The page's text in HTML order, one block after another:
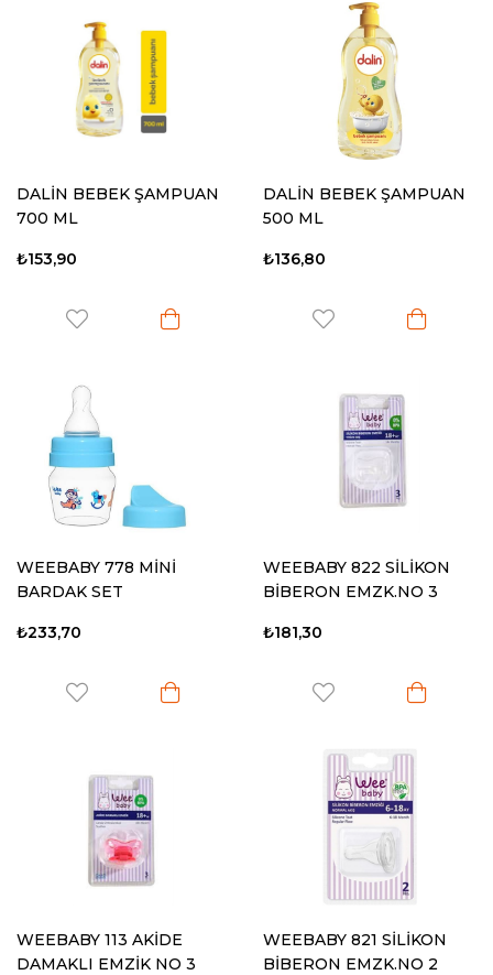
DALİN BEBEK ŞAMPUAN
700 ML
₺153,90
DALİN BEBEK ŞAMPUAN
500 ML
₺136,80
WEEBABY 778 MİNİ
BARDAK SET
₺233,70
WEEBABY 822 SİLİKON
BİBERON EMZK.NO 3
₺181,30
WEEBABY 113 AKİDE
DAMAKLI EMZİK NO 3
WEEBABY 821 SİLİKON
BİBERON EMZK.NO 2